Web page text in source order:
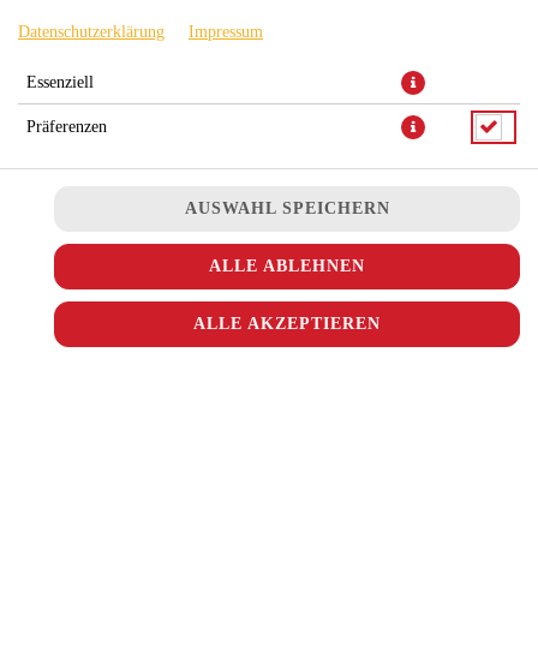
JETZT BESTELLEN
Datenschutzerklärung Impressum
Essenziell
Präferenzen
AUSWAHL SPEICHERN
ALLE ABLEHNEN
ALLE AKZEPTIEREN